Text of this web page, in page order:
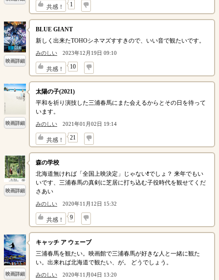
共感！ 1
↓
映画詳細
BLUE GIANT
新しく出来たTOHOシネマズすすきので、いい音で観たいです。
みのしい 2023年12月19日 09:10
共感！ 10
↓
映画詳細
太陽の子(2021)
平和を祈り演技した三浦春馬にまた会えるからとその日を待って
います。
みのしい 2021年01月02日 19:14
共感！ 21
↓
映画詳細
森の学校
北海道無ければ「全国上映決定」じゃない❗でしょ？ 来年でもい
いです、三浦春馬の真剣に芝居に打ち込む子役時代を観せてくだ
さあい
みのしい 2020年11月12日 15:32
共感！ 9
↓
映画詳細
キャッチ ア ウェーブ
三浦春馬を観たい。映画館で三浦春馬が好きな人と一緒に観た
い。出来れば北海道で観たい、が。 どうでしょう。
みのしい 2020年11月04日 13:20